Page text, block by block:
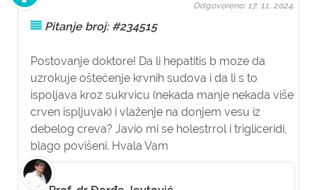
Pitanje broj: #234515
Postovanje doktore! Da li hepatitis b moze da
uzrokuje oštećenje krvnih sudova i da li s to
ispoljava kroz sukrvicu (nekada manje nekada više
crven ispljuvak) i vlaženje na donjem vesu iz
debelog creva? Javio mi se holestrrol i trigliceridi,
blago povišeni. Hvala Vam
Odgovoreno: 17. 11. 2024.